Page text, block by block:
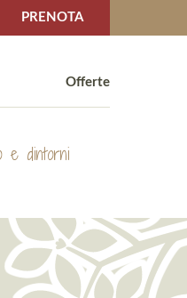
PRENOTA
Offerte
e dintorni